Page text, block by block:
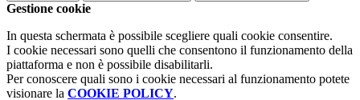
Gestione cookie
In questa schermata è possibile scegliere quali cookie consentire.
I cookie necessari sono quelli che consentono il funzionamento della
piattaforma e non è possibile disabilitarli.
Per conoscere quali sono i cookie necessari al funzionamento potete
visionare la COOKIE POLICY.